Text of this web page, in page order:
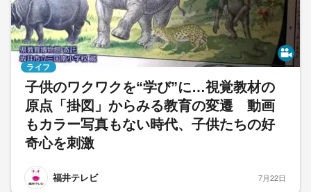
子供のワクワクを“学び”に…視覚教材の
原点「掛図」からみる教育の変遷 動画
もカラー写真もない時代、子供たちの好
奇心を刺激
福井テレビ
ライフ
7月22日